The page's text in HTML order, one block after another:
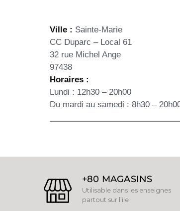
Ville : Sainte-Marie
CC Duparc – Local 61
32 rue Michel Ange
97438
Horaires :
Lundi : 12h30 – 20h00
Du mardi au samedi : 8h30 –
+80 MAGASINS
Utilisable dans les enseignes
partout sur l’ile